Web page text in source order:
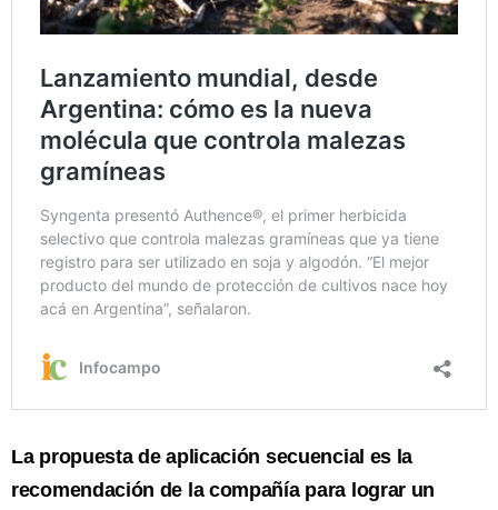
La propuesta de aplicación secuencial es la
recomendación de la compañía para lograr un